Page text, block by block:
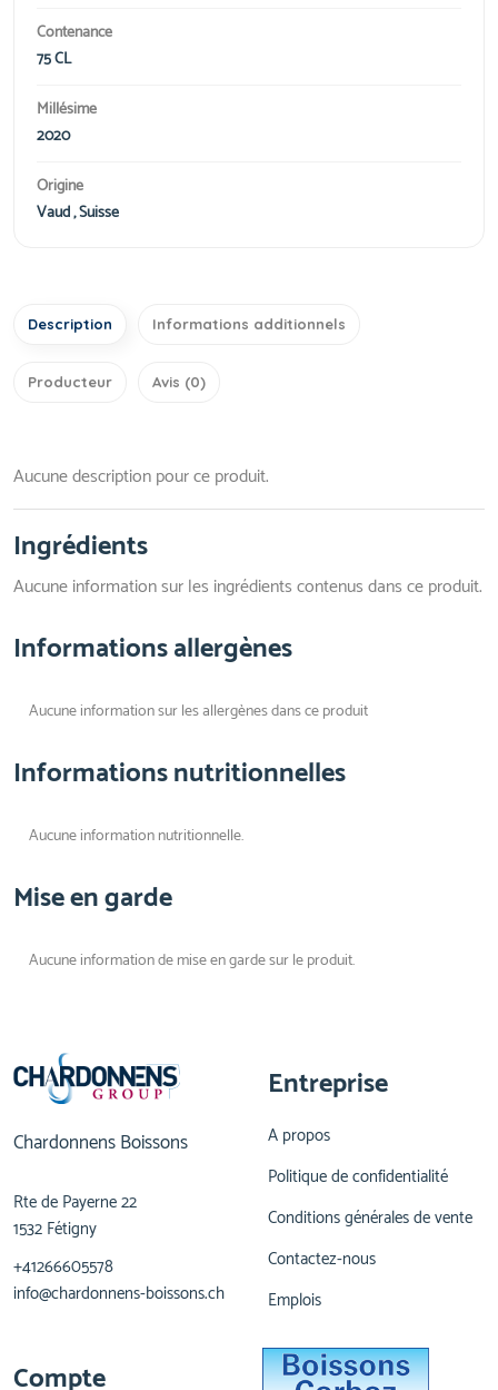
Contenance
75 CL
Millésime
2020
Origine
Vaud , Suisse
Description Informations additionnels
Producteur Avis (0)
Aucune description pour ce produit.
Ingrédients
Aucune information sur les ingrédients contenus dans ce produit.
Informations allergènes
Aucune information sur les allergènes dans ce produit
Informations nutritionnelles
Aucune information nutritionnelle.
Mise en garde
Aucune information de mise en garde sur le produit.
Chardonnens Boissons
Rte de Payerne 22
1532 Fétigny
+41266605578
info@chardonnens-boissons.ch
Entreprise
A propos
Politique de confidentialité
Conditions générales de vente
Contactez-nous
Emplois
Compte